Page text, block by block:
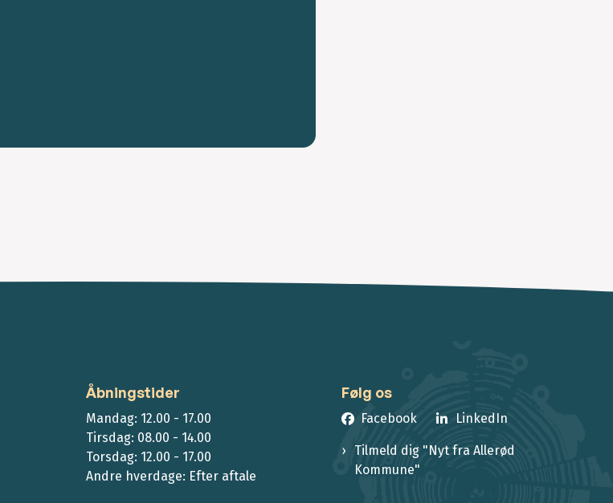
Åbningstider
Mandag: 12.00 - 17.00
Tirsdag: 08.00 - 14.00
Torsdag: 12.00 - 17.00
Andre hverdage: Efter aftale
Følg os
Facebook LinkedIn
Tilmeld dig "Nyt fra Allerød
Kommune"